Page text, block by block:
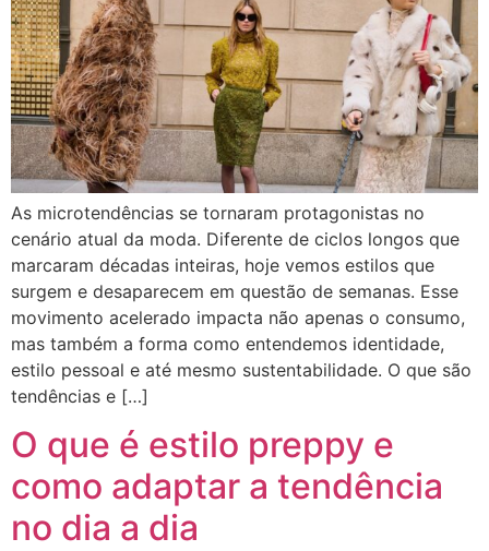
As microtendências se tornaram protagonistas no
cenário atual da moda. Diferente de ciclos longos que
marcaram décadas inteiras, hoje vemos estilos que
surgem e desaparecem em questão de semanas. Esse
movimento acelerado impacta não apenas o consumo,
mas também a forma como entendemos identidade,
estilo pessoal e até mesmo sustentabilidade. O que são
tendências e […]
O que é estilo preppy e
como adaptar a tendência
no dia a dia